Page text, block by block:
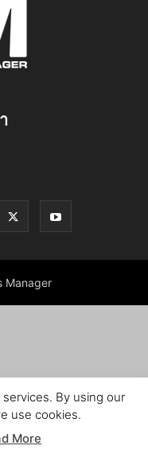
Manager
By using our
use cookies.
More